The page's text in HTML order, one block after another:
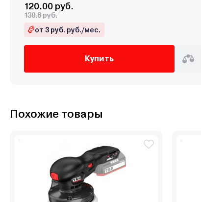
120.00 руб.
130.8 руб.
от 3 руб. руб./мес.
Купить
Похожие товары